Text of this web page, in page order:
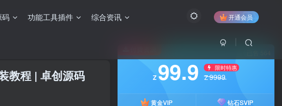
功能工具插件 综合资讯 开通会员
教程 | 卓创源码
Z 99.9 限时特惠
Z9999
黄金VIP
钻石SVIP